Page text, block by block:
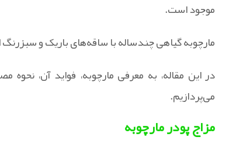
موجود است.
مارچوبه گیاهی چندساله با ساقه‌های باریک و
در این مقاله، به معرفی مارچوبه، فواید آن،
می‌پردازیم.
مزاج پودر مارچوبه